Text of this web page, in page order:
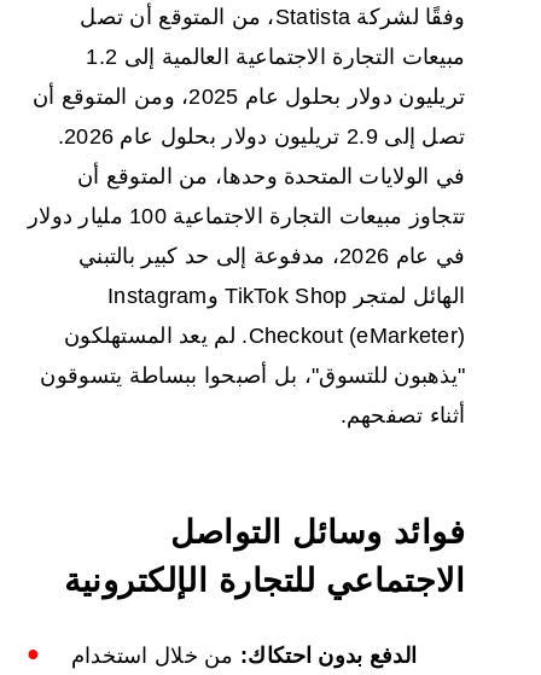
وفقًا لشركة Statista، من المتوقع أن تصل
مبيعات التجارة الاجتماعية العالمية إلى 1.2
تريليون دولار بحلول عام 2025، ومن المتوقع أن
تصل إلى 2.9 تريليون دولار بحلول عام 2026.
في الولايات المتحدة وحدها، من المتوقع أن
تتجاوز مبيعات التجارة الاجتماعية 100 مليار دولار
في عام 2026، مدفوعة إلى حد كبير بالتبني
الهائل لمتجر TikTok Shop وInstagram
Checkout (eMarketer). لم يعد المستهلكون
"يذهبون للتسوق"، بل أصبحوا ببساطة يتسوقون
أثناء تصفحهم.
فوائد وسائل التواصل
الاجتماعي للتجارة الإلكترونية
الدفع بدون احتكاك:من خلال استخدام